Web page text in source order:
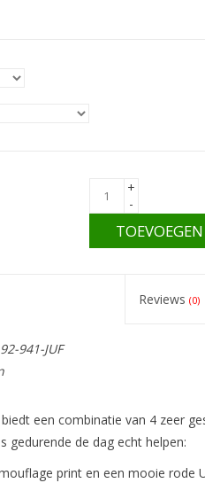
+
-
Reviews(0)
941-JUF
een combinatie van 4 zeer
gedurende de dag echt helpen:
print en een mooie rode